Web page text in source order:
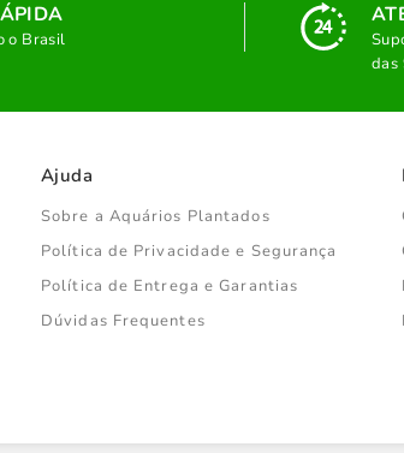
o Brasil
das
Ajuda
Sobre a Aquários Plantados
Política de Privacidade e Segurança
Política de Entrega e Garantias
Dúvidas Frequentes